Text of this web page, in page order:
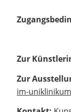
Zur
Zur
im-